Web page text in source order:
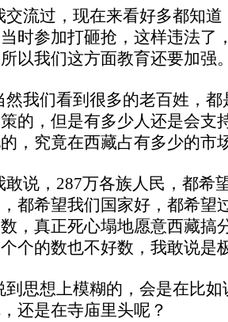
交流过，现在来看好多都知道
时参加打砸抢，这样违法了
以我们这方面教育还要加强
然我们看到很多的老百姓，
的，但是有多少人还是会支
，究竟在西藏占有多少的市
敢说，287万各族人民，都希
都希望我们国家好，都希望
，真正死心塌地愿意西藏搞
个的数也不好数，我敢说是
到思想上模糊的，会是在比
还是在寺庙里头呢？